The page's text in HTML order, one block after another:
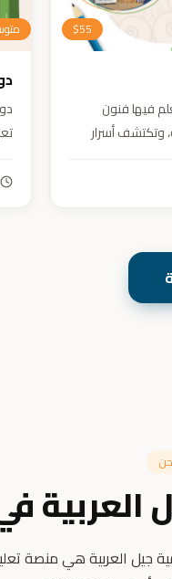
$55
فيها فنون
وتكتشف أسرار
فنية
العربية
جيل العربية هي منصة